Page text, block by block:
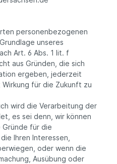
personenbezogenen
unseres
Art. 6 Abs. 1 lit. f
aus Gründen, die sich
ergeben, jederzeit
für die Zukunft zu
wird die Verarbeitung der
es sei denn, wir können
für die
Ihren Interessen,
oder wenn die
Ausübung oder